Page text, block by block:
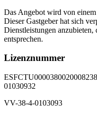
Das Angebot wird von
Dieser Gastgeber hat sich
Dienstleistungen
entsprechen.
Lizenznummer
01030932
VV-38-4-0103093